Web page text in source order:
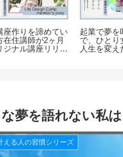
座作りを諦めてい
在住講師が2ヶ月
ジナル講座リリー
起業で夢を
で、ひとり
人生を変え
夢を語れない私
える人の習慣シリーズ